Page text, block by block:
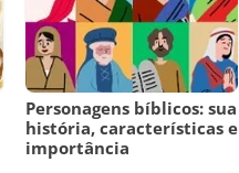
Personagens bíblicos: sua
história, características e
importância